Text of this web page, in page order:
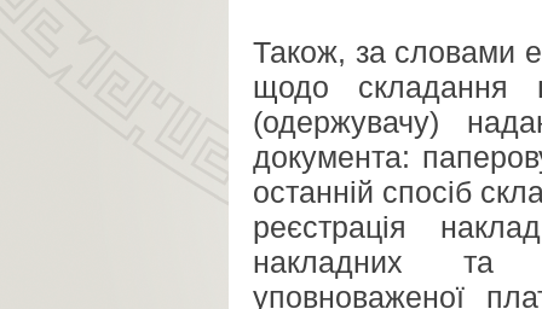
Також, за словами
щодо складання
(одержувачу)
документа:
останній спосіб
реєстрація
накладних та
уповноваженої